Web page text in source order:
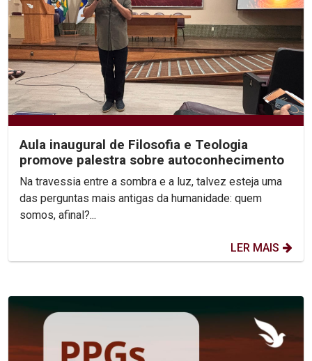
Aula inaugural de Filosofia e Teologia
promove palestra sobre autoconhecimento
Na travessia entre a sombra e a luz, talvez esteja uma
das perguntas mais antigas da humanidade: quem
somos, afinal?...
LER MAIS